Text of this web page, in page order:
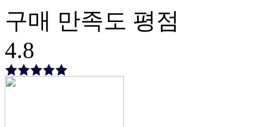
구매 만족도 평점
4.8